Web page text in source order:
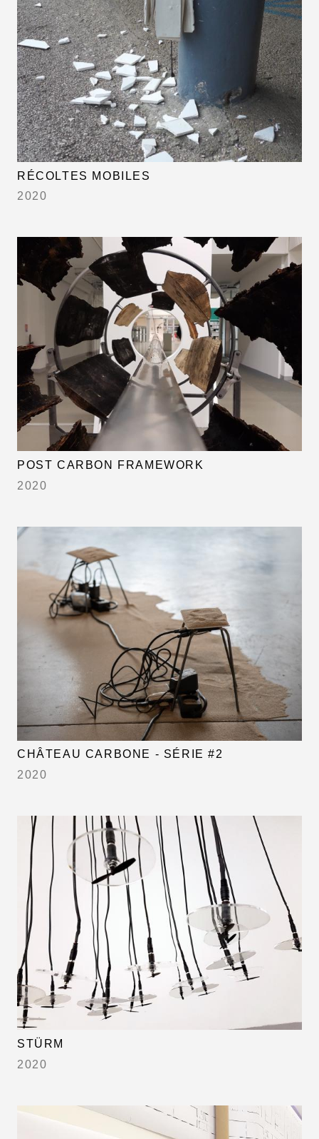
RÉCOLTES MOBILES
2020
POST CARBON FRAMEWORK
2020
CHÂTEAU CARBONE - SÉRIE #2
2020
STÜRM
2020